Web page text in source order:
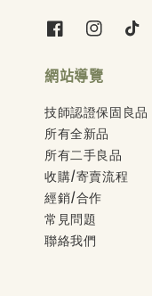
網站導覽
技師認證保固良品
所有全新品
所有二手良品
收購/寄賣流程
經銷/合作
常見問題
聯絡我們